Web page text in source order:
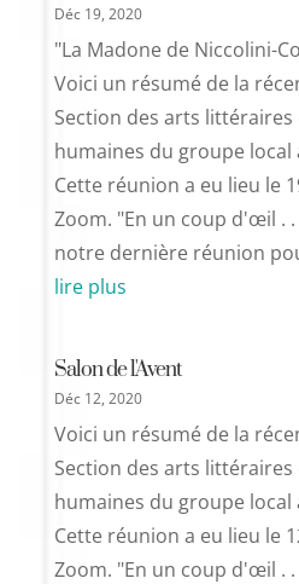
Déc 19, 2020
"La Madone de Niccolini-
Voici un résumé de la
Section des arts littéraires
humaines du groupe local
Cette réunion a eu lieu le
Zoom. "En un coup d'œil .
notre dernière réunion
lire plus
Salon de l'Avent
Déc 12, 2020
Voici un résumé de la
Section des arts littéraires
humaines du groupe local
Cette réunion a eu lieu le
Zoom. "En un coup d'œil . .